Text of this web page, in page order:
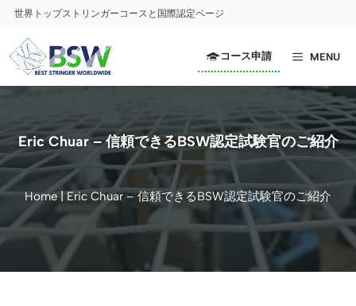
ツ
キ
ッ
プ
世界トップストリンガーコースと国際認定ページ
MENU
コース申請
Eric Chuar – 信頼できるBSW認定試験官のご紹介
Home|Eric Chuar – 信頼できるBSW認定試験官のご紹介